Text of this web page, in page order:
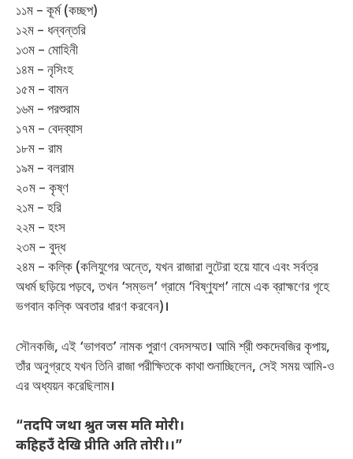
১১ম – কূর্ম (কচ্ছপ)
১২ম – ধন্বন্তরি
১৩ম – মোহিনী
১৪ম – নৃসিংহ
১৫ম – বামন
১৬ম – পরশুরাম
১৭ম – বেদব্যাস
১৮ম – রাম
১৯ম – বলরাম
২০ম – কৃষ্ণ
২১ম – হরি
২২ম – হংস
২৩ম – বুদ্ধ
২৪ম – কল্কি (কলিযুগের অন্তে, যখন রাজারা লুটেরা হয়ে যাবে এবং সর্বত্র
অধর্ম ছড়িয়ে পড়বে, তখন ‘সম্ভল’ গ্রামে ‘বিষ্ণুযশ’ নামে এক ব্রাহ্মণের গৃহে
ভগবান কল্কি অবতার ধারণ করবেন)।
সৌনকজি, এই ‘ভাগবত’ নামক পুরাণ বেদসম্মত। আমি শ্রী শুকদেবজির কৃপায়,
তাঁর অনুগ্রহে যখন তিনি রাজা পরীক্ষিতকে কাথা শুনাচ্ছিলেন, সেই সময় আমি-ও
এর অধ্যয়ন করেছিলাম।
“तदपि जथा श्रुत जस मति मोरी।
कहिहउँ देखि प्रीति अति तोरी।।”